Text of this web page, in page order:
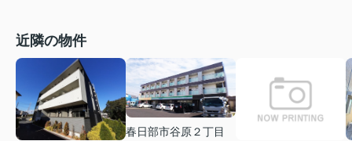
近隣の物件
春日部市谷原２丁目